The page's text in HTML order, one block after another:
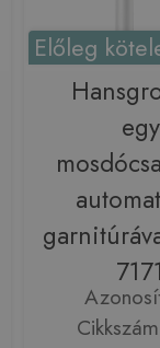
Előleg